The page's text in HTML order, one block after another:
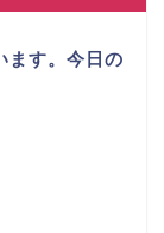
ます。今日の